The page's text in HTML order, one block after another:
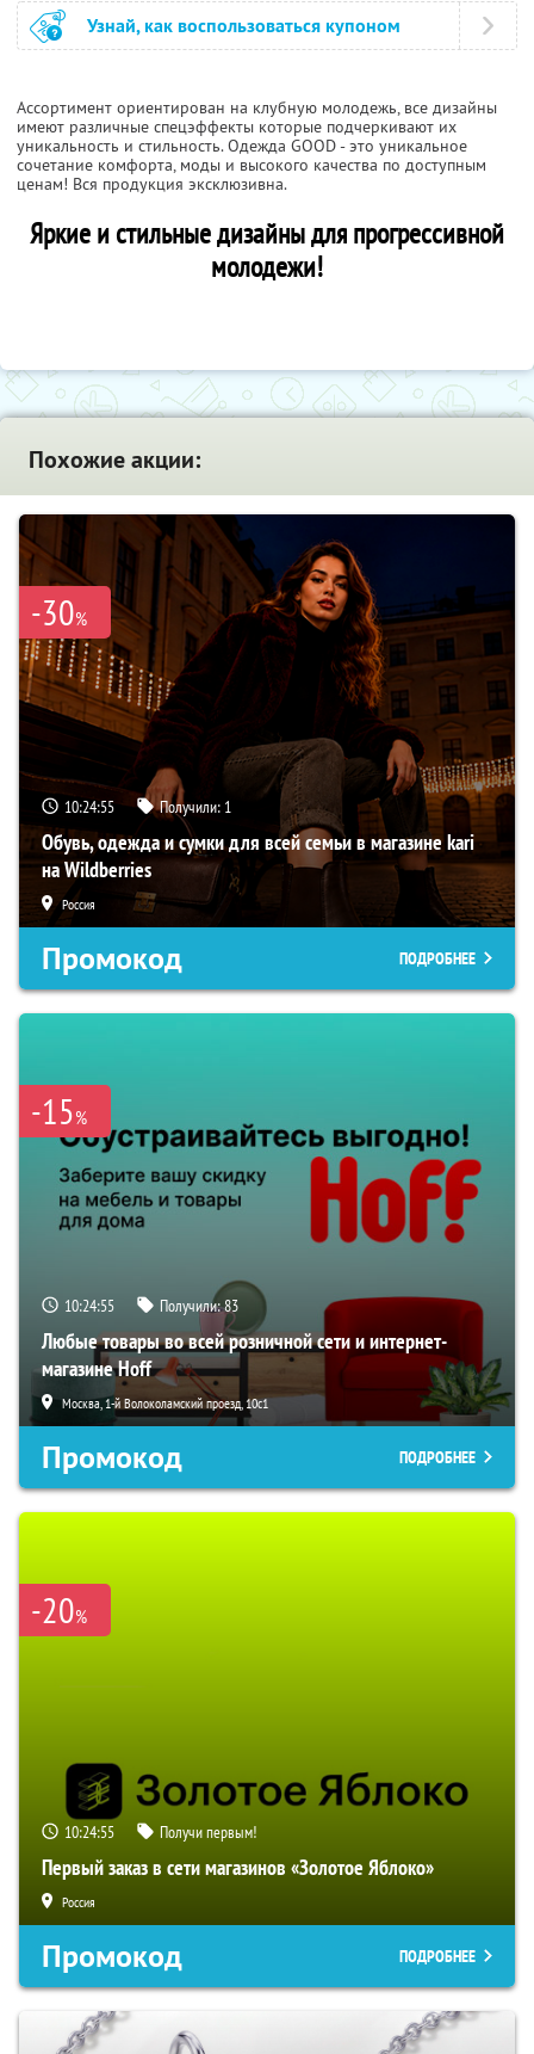
Узнай, как воспользоваться купоном
Ассортимент ориентирован на клубную молодежь, все дизайны
имеют различные спецэффекты которые подчеркивают их
уникальность и стильность. Одежда GOOD - это уникальное
сочетание комфорта, моды и высокого качества по доступным
ценам! Вся продукция эксклюзивна.
Яркие и стильные дизайны для прогрессивной
молодежи!
Похожие акции:
-30%
10:24:54 Получили: 1
Обувь, одежда и сумки для всей семьи в магазине kari
на Wildberries
Россия
Промокод ПОДРОБНЕЕ
-15%
10:24:54 Получили:83
Любые товары во всей розничной сети и интернет-
магазине Hoff
Москва, 1-й Волоколамский проезд, 10с1
Промокод ПОДРОБНЕЕ
-20%
10:24:54 Получи первым!
Первый заказ в сети магазинов «Золотое Яблоко»
Россия
Промокод ПОДРОБНЕЕ